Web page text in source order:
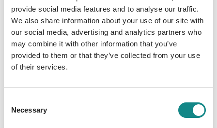
provide social media features and to analyse our traffic.
We also share information about your use of our site with
our social media, advertising and analytics partners who
may combine it with other information that you’ve
provided to them or that they’ve collected from your use
of their services.
Selection
Necessary
der Simply Kochen-Redaktion hat er mehr als
45 fantastische Grill-Highlights
zusammengestellt, wie z. B. krosse Barbecue-
Chicken-Drums, gegrilltes Rumpsteak mit
Guinness-Zitronen-Marinade, vegetarische
Köstlicheiten wie selbstgemachter,
Experimente wie die gegrillte Banane mit